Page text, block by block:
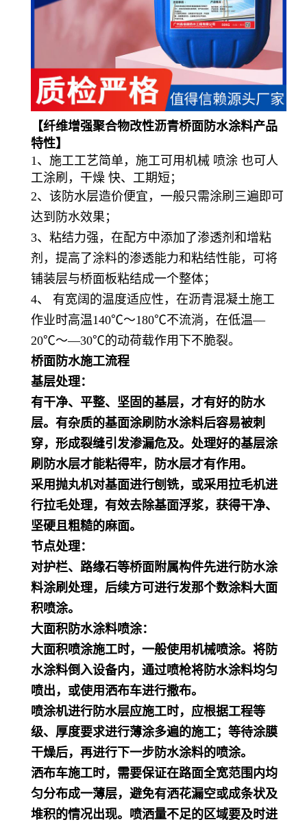
【纤维增强聚合物改性沥青桥面防水涂料产品
特性】
1、施工工艺简单，施工可用机械 喷涂 也可人
工涂刷， 干燥 快、工期短；
2、该防水层造价便宜，一般只需涂刷三遍即可
达到防水效果；
3、粘结力强，在配方中添加了渗透剂和增粘
剂，提高了涂料的渗透能力和粘结性能，可将
铺装层与桥面板粘结成一个整体；
4、 有宽阔的温度适应性，在沥青混凝土施工
作业时高温140℃～180℃不流淌，在低温—
20℃～—30℃的动荷载作用下不脆裂。
桥面防水施工流程
基层处理：
有干净、平整、坚固的基层，才有好的防水
层。有杂质的基面涂刷防水涂料后容易被刺
穿，形成裂缝引发渗漏危及。处理好的基层涂
刷防水层才能粘得牢，防水层才有作用。
采用抛丸机对基面进行刨铣，或采用拉毛机进
行拉毛处理，有效去除基面浮浆，获得干净、
坚硬且粗糙的麻面。
节点处理：
对护栏、路缘石等桥面附属构件先进行防水涂
料涂刷处理，后续方可进行发那个数涂料大面
积喷涂。
大面积防水涂料喷涂：
大面积喷涂施工时，一般使用机械喷涂。将防
水涂料倒入设备内，通过喷枪将防水涂料均匀
喷出，或使用洒布车进行撒布。
喷涂机进行防水层应施工时，应根据工程等
级、厚度要求进行薄涂多遍的施工；等待涂膜
干燥后，再进行下一步防水涂料的喷涂。
洒布车施工时，需要保证在路面全宽范围内均
匀分布成一薄层，避免有洒花漏空或成条状及
堆积的情况出现。喷洒量不足的区域要及时进